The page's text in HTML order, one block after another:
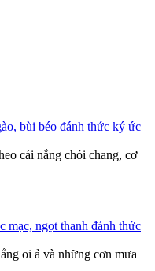
bùi béo đánh thức ký ức
cái nắng chói chang, cơ
mạc, ngọt thanh đánh thức
oi ả và những cơn mưa